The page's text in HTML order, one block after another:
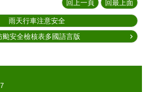
回上一頁 回最上面
雨天行車注意安全
颱安全檢核表多國語言版